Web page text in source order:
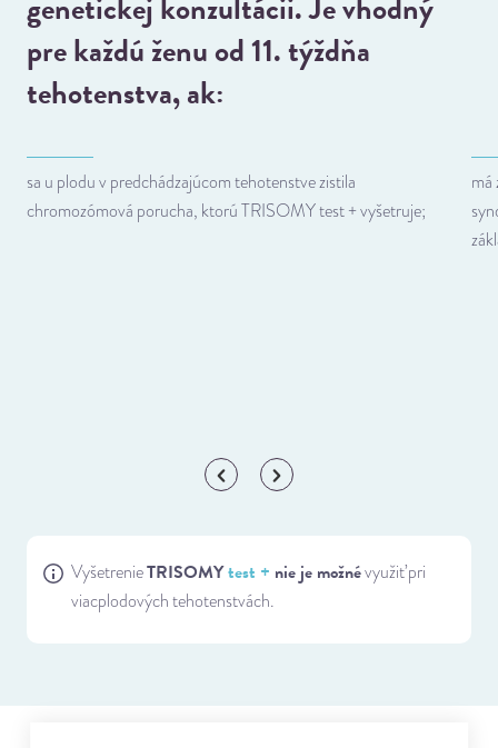
pre každú ženu od 11. týždňa
tehotenstva, ak:
sa u plodu v predchádzajúcom tehotenstve zistila
chromozómová porucha, ktorú TRISOMY test + vyšetruje;
má
VyšetrenieTRISOMYtest + nie je možnévyužiť pri
viacplodových tehotenstvách.